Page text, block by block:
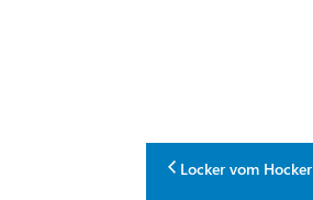
Locker vom Hocker